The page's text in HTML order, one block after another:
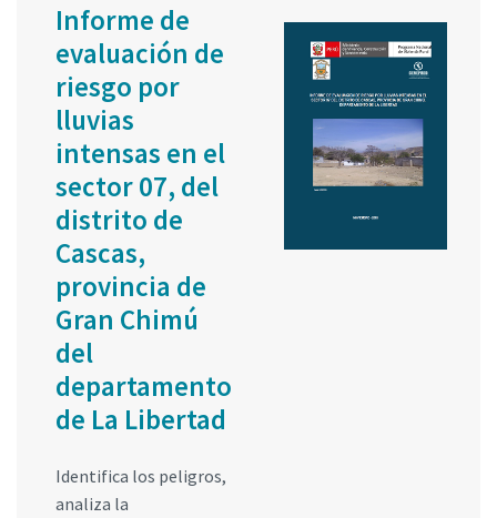
Informe de
evaluación de
riesgo por
lluvias
intensas en el
sector 07, del
distrito de
Cascas,
provincia de
Gran Chimú
del
departamento
de La Libertad
Identifica los peligros,
analiza la